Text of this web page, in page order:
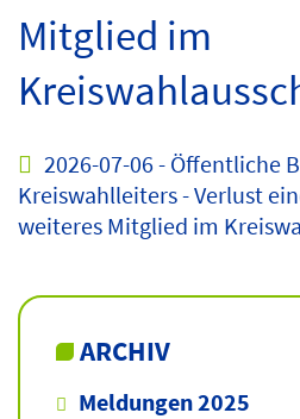
Mitglied im
2026-07-06 - Öffentliche
Kreiswahlleiters - Verlust
weiteres Mitglied im
ARCHIV
Meldungen 2025